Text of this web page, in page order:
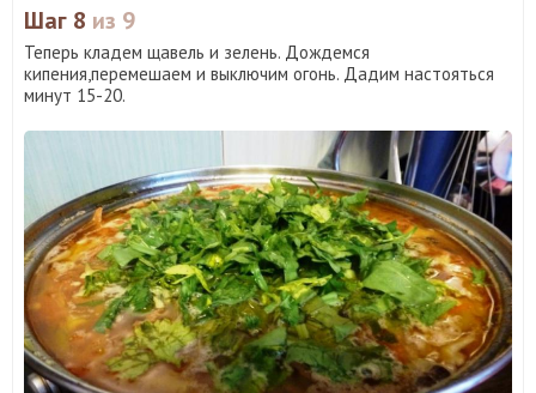
Шаг 8 из 9
Теперь кладем щавель и зелень. Дождемся
кипения,перемешаем и выключим огонь. Дадим настояться
минут 15-20.